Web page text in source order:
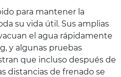
para mantener la
su vida útil. Sus amplias
el agua rápidamente
y algunas pruebas
que incluso después de
distancias de frenado se